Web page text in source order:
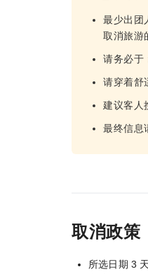
最少出团
取消旅游
请务必于
请穿着舒
建议客人
最终信息
取消政策
所选日期 3